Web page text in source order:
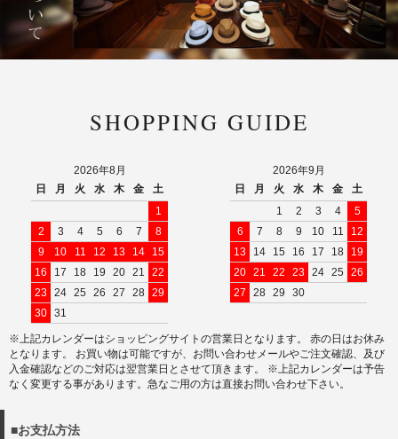
SHOPPING GUIDE
2026年8月
日
月 火 水 木 金
土
1
2
3 4 5 6 7
8
9
10 11 12 13 14
15
16
17 18 19 20 21
22
23 24 25 26 27 28 29
30 31
2026年9月
日
月 火 水 木 金
土
1
2 3 4
5
6
7 8 9 10 11
12
13
14 15 16 17 18
19
20 21 22 23 24 25
26
27
28 29 30
※上記カレンダーはショッピングサイトの営業日となります。 赤の日はお休み
となります。 お買い物は可能ですが、お問い合わせメールやご注文確認、及び
入金確認などのご対応は翌営業日とさせて頂きます。 ※上記カレンダーは予告
なく変更する事があります。急なご用の方は直接お問い合わせ下さい。
■お支払方法